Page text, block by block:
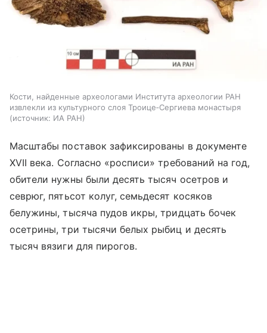
Кости, найденные археологами Института археологии РАН
извлекли из культурного слоя Троице‑Сергиева монастыря
источник: ИА РАН
Масштабы поставок зафиксированы в документе
XVII века. Согласно «росписи» требований на год,
обители нужны были десять тысяч осетров и
севрюг, пятьсот колуг, семьдесят косяков
белужины, тысяча пудов икры, тридцать бочек
осетрины, три тысячи белых рыбиц и десять
тысяч вязиги для пирогов.